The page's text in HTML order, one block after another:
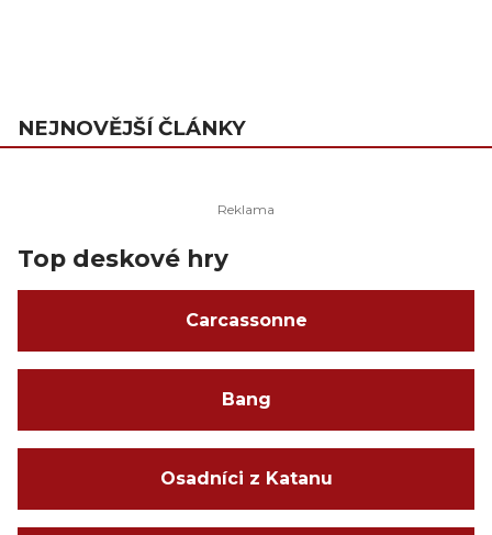
NEJNOVĚJŠÍ ČLÁNKY
Top deskové hry
Carcassonne
Bang
Osadníci z Katanu